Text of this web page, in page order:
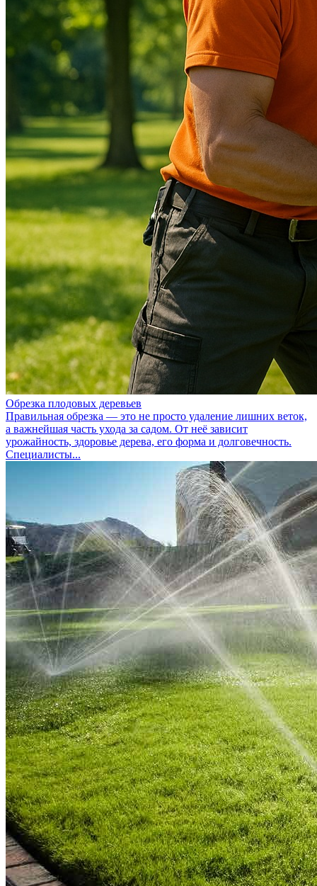
Обрезка плодовых деревьев
Правильная обрезка — это не просто удаление лишних веток,
а важнейшая часть ухода за садом. От неё зависит
урожайность, здоровье дерева, его форма и долговечность.
Специалисты...